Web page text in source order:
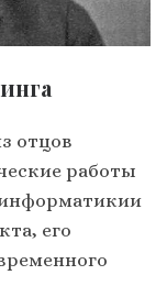
отцов
работы
информатикии
его